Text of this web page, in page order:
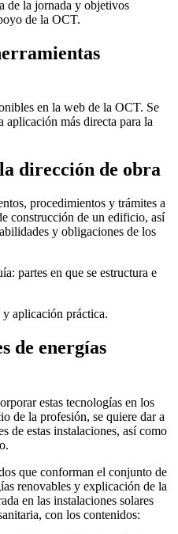
de la jornada y objetivos
de la OCT.
en la web de la OCT. Se
aplicación más directa para la
dirección de obra
procedimientos y trámites a
construcción de un edificio, así
y obligaciones de los
partes en que se estructura e
aplicación práctica.
de energías
estas tecnologías en los
de la profesión, se quiere dar a
de estas instalaciones, así como
que conforman el conjunto de
renovables y explicación de la
en las instalaciones solares
con los contenidos: